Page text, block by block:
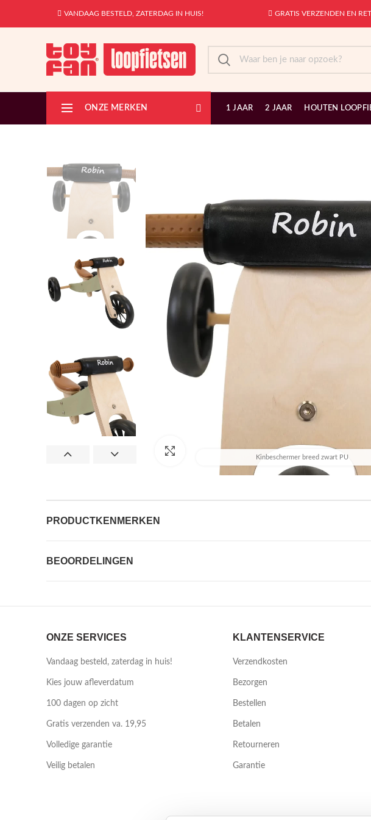
VANDAAG BESTELD, ZATERDAG IN HUIS! GRATIS VERZENDEN EN
ONZE MERKEN 1 JAAR 2 JAAR HOUTEN
Kinbeschermer breed zwart PU
Afbeelding vergroten
PRODUCTKENMERKEN
BEOORDELINGEN
ONZE SERVICES
Vandaag besteld, zaterdag in huis!
Kies jouw afleverdatum
100 dagen op zicht
Gratis verzenden va. 19,95
Volledige garantie
Veilig betalen
KLANTENSERVICE
Verzendkosten
Bezorgen
Bestellen
Betalen
Retourneren
Garantie